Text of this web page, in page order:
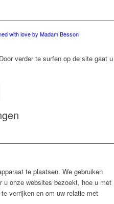
with love by Madam Besson
verder te surfen op de site gaat u
te plaatsen. We gebruiken
u onze websites bezoekt, hoe u met
verrijken en om uw relatie met